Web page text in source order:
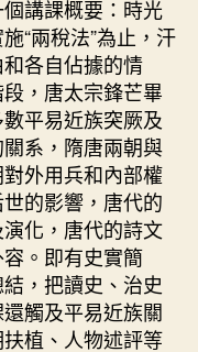
講課概要：時光
“兩稅法”為止，汗
各自佔據的情
，唐太宗鋒芒畢
平易近族突厥及
系，隋唐兩朝與
外用兵和內部權
的影響，唐代的
化，唐代的詩文
。即有史實簡
，把讀史、治史
觸及平易近族關
植、人物述評等